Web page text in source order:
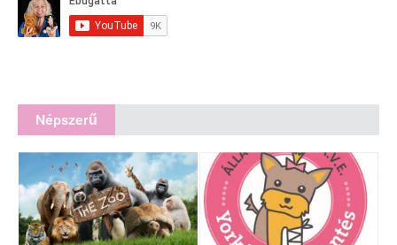
Népszerű